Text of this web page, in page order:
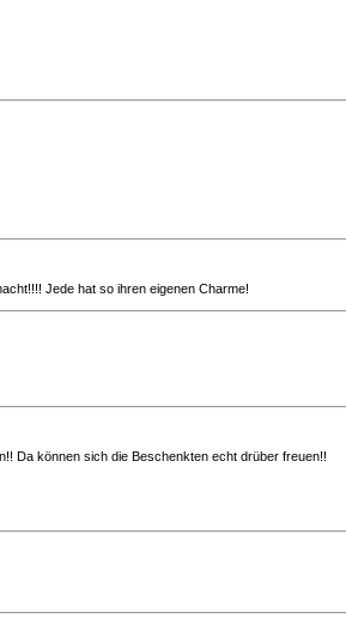
Jede hat so ihren eigenen Charme!
Da können sich die Beschenkten echt drüber freuen!!